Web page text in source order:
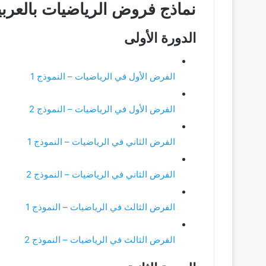
نماذج فروض الرياضيات
الدورة الأولى
الفرض الأول في الرياضيات – النموذج 1
الفرض الأول في الرياضيات – النموذج 2
الفرض الثاني في الرياضيات – النموذج 1
الفرض الثاني في الرياضيات – النموذج 2
الفرض الثالث في الرياضيات – النموذج 1
الفرض الثالث في الرياضيات – النموذج 2